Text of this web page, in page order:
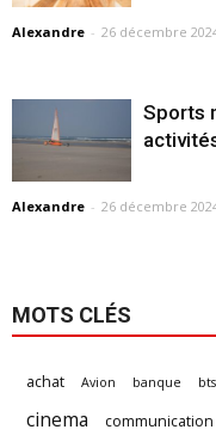
Alexandre - 26 décembre
Sports
Alexandre - 26 décembre
MOTS CLÉS
achat Avion banque bts
cinema communication